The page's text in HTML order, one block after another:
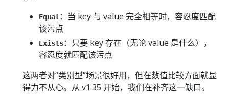
Equal：当 key 与 value 完全相等时，容忍度匹配
该污点
Exists：只要 key 存在（无论 value 是什么），
容忍度就匹配该污点
这两者对“类别型”场景很好用，但在数值比较方面就显
得力不从心。从 v1.35 开始，我们在补齐这一缺口。